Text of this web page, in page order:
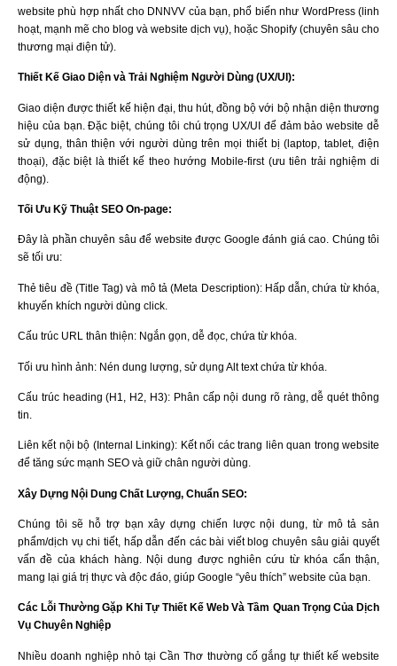
website phù hợp nhất cho DNNVV của bạn, phổ biến như WordPress (linh
hoạt, mạnh mẽ cho blog và website dịch vụ), hoặc Shopify (chuyên sâu cho
thương mại điện tử).
Thiết Kế Giao Diện và Trải Nghiệm Người Dùng (UX/UI):
Giao diện được thiết kế hiện đại, thu hút, đồng bộ với bộ nhận diện thương
hiệu của bạn. Đặc biệt, chúng tôi chú trọng UX/UI để đảm bảo website dễ
sử dụng, thân thiện với người dùng trên mọi thiết bị (laptop, tablet, điện
thoại), đặc biệt là thiết kế theo hướng Mobile-first (ưu tiên trải nghiệm di
động).
Tối Ưu Kỹ Thuật SEO On-page:
Đây là phần chuyên sâu để website được Google đánh giá cao. Chúng tôi
sẽ tối ưu:
Thẻ tiêu đề (Title Tag) và mô tả (Meta Description): Hấp dẫn, chứa từ khóa,
khuyến khích người dùng click.
Cấu trúc URL thân thiện: Ngắn gọn, dễ đọc, chứa từ khóa.
Tối ưu hình ảnh: Nén dung lượng, sử dụng Alt text chứa từ khóa.
Cấu trúc heading (H1, H2, H3): Phân cấp nội dung rõ ràng, dễ quét thông
tin.
Liên kết nội bộ (Internal Linking): Kết nối các trang liên quan trong website
để tăng sức mạnh SEO và giữ chân người dùng.
Xây Dựng Nội Dung Chất Lượng, Chuẩn SEO:
Chúng tôi sẽ hỗ trợ bạn xây dựng chiến lược nội dung, từ mô tả sản
phẩm/dịch vụ chi tiết, hấp dẫn đến các bài viết blog chuyên sâu giải quyết
vấn đề của khách hàng. Nội dung được nghiên cứu từ khóa cẩn thận,
mang lại giá trị thực và độc đáo, giúp Google “yêu thích” website của bạn.
Các Lỗi Thường Gặp Khi Tự Thiết Kế Web Và Tầm Quan Trọng Của Dịch
Vụ Chuyên Nghiệp
Nhiều doanh nghiệp nhỏ tại Cần Thơ thường cố gắng tự thiết kế website